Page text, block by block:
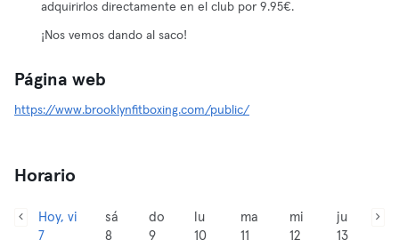
adquirirlos directamente en el club por 9.95€.
¡Nos vemos dando al saco!
Página web
https://www.brooklynfitboxing.com/public/
Horario
Hoy, vi
7
sá
8
do
9
lu
10
ma
11
mi
12
ju
13